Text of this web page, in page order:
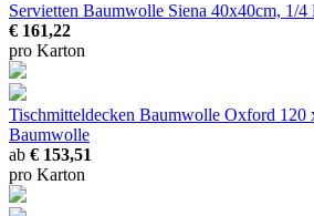
Servietten Baumwolle Siena 40x40cm, 1/4
€ 161,22
pro Karton
Tischmitteldecken Baumwolle Oxford 120
Baumwolle
ab € 153,51
pro Karton